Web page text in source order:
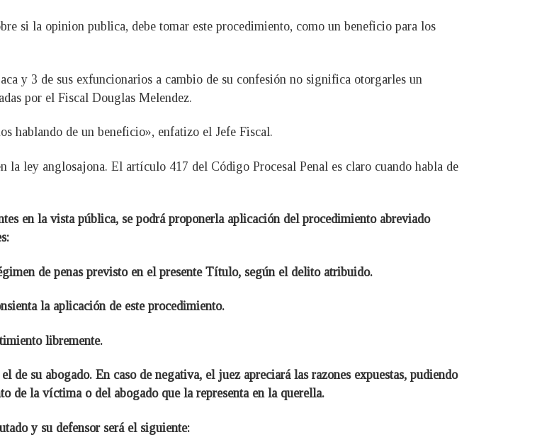
si la opinion publica, debe tomar este procedimiento, como un beneficio para los
y 3 de sus exfuncionarios a cambio de su confesión no significa otorgarles un
por el Fiscal Douglas Melendez.
hablando de un beneficio», enfatizo el Jefe Fiscal.
la ley anglosajona. El artículo 417 del Código Procesal Penal es claro cuando habla de
en la vista pública, se podrá proponerla aplicación del procedimiento abreviado
de penas previsto en el presente Título, según el delito atribuido.
la aplicación de este procedimiento.
libremente.
su abogado. En caso de negativa, el juez apreciará las razones expuestas, pudiendo
de la víctima o del abogado que la representa en la querella.
y su defensor será el siguiente: